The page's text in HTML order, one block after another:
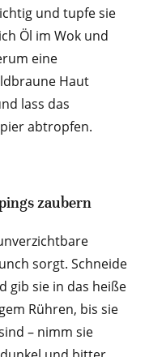
und tupfe sie
Öl im Wok und
eine
Haut
lass das
abtropfen.
zaubern
sorgt. Schneide
gib sie in das heiße
Rühren, bis sie
– nimm sie